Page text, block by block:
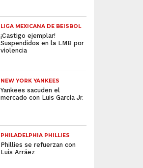
LIGA MEXICANA DE BEISBOL
¡Castigo ejemplar!
Suspendidos en la LMB por
violencia
NEW YORK YANKEES
Yankees sacuden el
mercado con Luis García Jr.
PHILADELPHIA PHILLIES
Phillies se refuerzan con
Luis Arráez